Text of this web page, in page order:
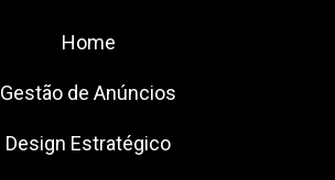
Home
Gestão de Anúncios
Design Estratégico